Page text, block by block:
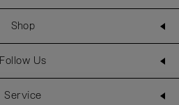
Shop
Follow Us
Service